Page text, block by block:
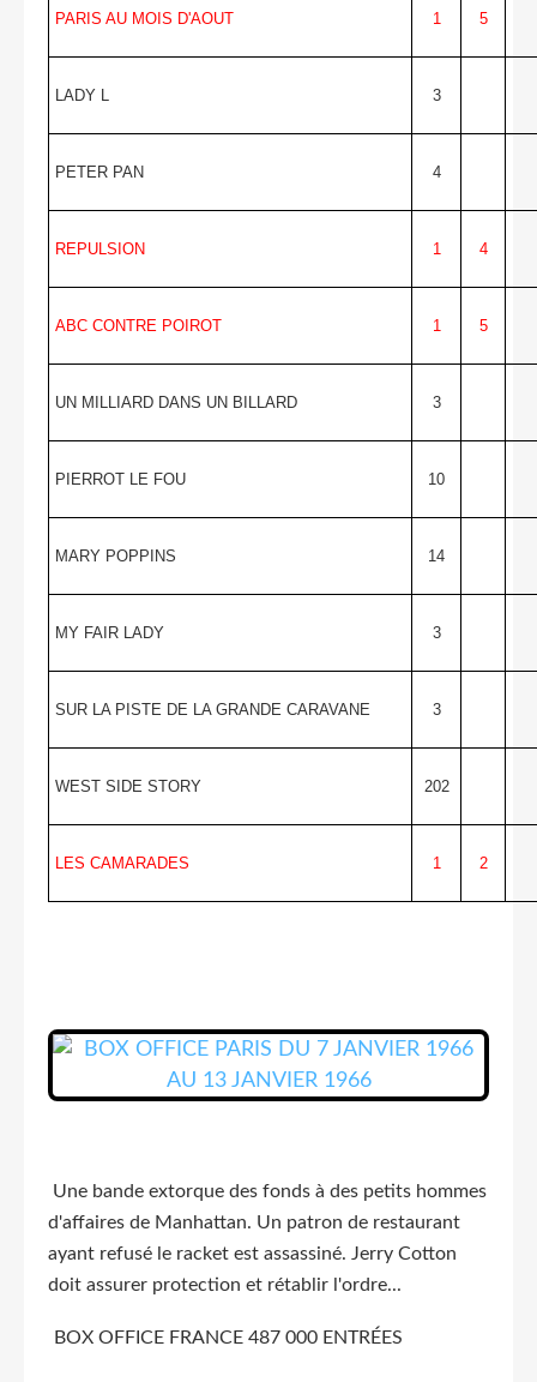
PARIS AU MOIS D'AOUT 1 5
LADY L 3
PETER PAN 4
REPULSION 1 4
ABC CONTRE POIROT 1 5
UN MILLIARD DANS UN BILLARD 3
PIERROT LE FOU 10
MARY POPPINS 14
MY FAIR LADY 3
SUR LA PISTE DE LA GRANDE CARAVANE 3
WEST SIDE STORY 202
LES CAMARADES 1 2
Une bande extorque des fonds à des petits hommes
d'affaires de Manhattan. Un patron de restaurant
ayant refusé le racket est assassiné. Jerry Cotton
doit assurer protection et rétablir l'ordre...
BOX OFFICE FRANCE 487 000 ENTRÉES